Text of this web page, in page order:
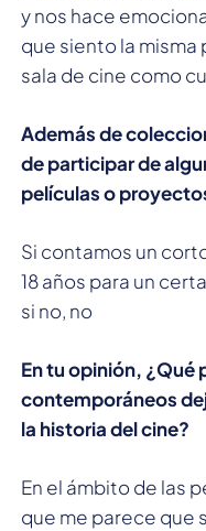
y nos hace
que siento la misma
sala de cine como
Además de
de participar de
películas o
Si contamos un
18 años para un
si no, no
En tu opinión, ¿Qué
contemporáneos
la historia del cine?
En el ámbito de las
que me parece que